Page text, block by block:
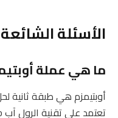
الأسئلة
ما هي عملة
أوبتيمزم هي طبقة ثانية